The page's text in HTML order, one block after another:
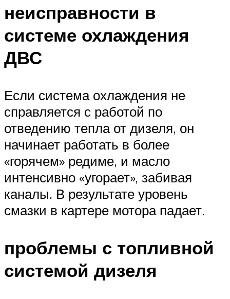
неисправности в
системе охлаждения
ДВС
Если система охлаждения не
справляется с работой по
отведению тепла от дизеля, он
начинает работать в более
«горячем» редиме, и масло
интенсивно «угорает», забивая
каналы. В результате уровень
смазки в картере мотора падает.
проблемы с топливной
системой дизеля